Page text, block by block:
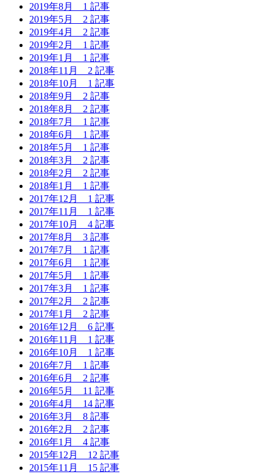
2019年8月 1 記事
2019年5月 2 記事
2019年4月 2 記事
2019年2月 1 記事
2019年1月 1 記事
2018年11月 2 記事
2018年10月 1 記事
2018年9月 2 記事
2018年8月 2 記事
2018年7月 1 記事
2018年6月 1 記事
2018年5月 1 記事
2018年3月 2 記事
2018年2月 2 記事
2018年1月 1 記事
2017年12月 1 記事
2017年11月 1 記事
2017年10月 4 記事
2017年8月 3 記事
2017年7月 1 記事
2017年6月 1 記事
2017年5月 1 記事
2017年3月 1 記事
2017年2月 2 記事
2017年1月 2 記事
2016年12月 6 記事
2016年11月 1 記事
2016年10月 1 記事
2016年7月 1 記事
2016年6月 2 記事
2016年5月 11 記事
2016年4月 14 記事
2016年3月 8 記事
2016年2月 2 記事
2016年1月 4 記事
2015年12月 12 記事
2015年11月 15 記事